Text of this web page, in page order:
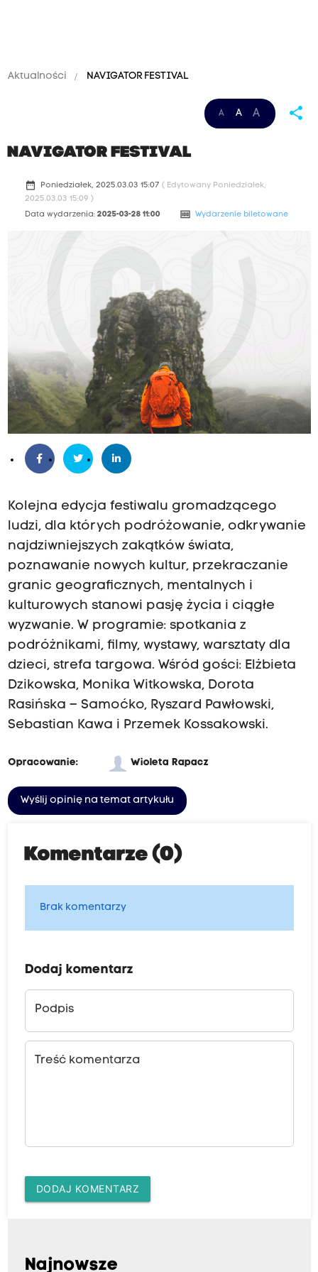
Aktualności NAVIGATOR FESTIVAL
A A A share
NAVIGATOR FESTIVAL
date_range Poniedziałek, 2025.03.03 15:07 ( Edytowany Poniedziałek,
2025.03.03 15:09 )
Data wydarzenia: 2025-03-28 11:00 money Wydarzenie biletowane
Kolejna edycja festiwalu gromadzącego
ludzi, dla których podróżowanie, odkrywanie
najdziwniejszych zakątków świata,
poznawanie nowych kultur, przekraczanie
granic geograficznych, mentalnych i
kulturowych stanowi pasję życia i ciągłe
wyzwanie. W programie: spotkania z
podróżnikami, filmy, wystawy, warsztaty dla
dzieci, strefa targowa. Wśród gości: Elżbieta
Dzikowska, Monika Witkowska, Dorota
Rasińska – Samoćko, Ryszard Pawłowski,
Sebastian Kawa i Przemek Kossakowski.
Opracowanie: Wioleta Rapacz
Wyślij opinię na temat artykułu
Komentarze (0)
Brak komentarzy
Dodaj komentarz
Podpis
Treść komentarza
DODAJ KOMENTARZ
Najnowsze